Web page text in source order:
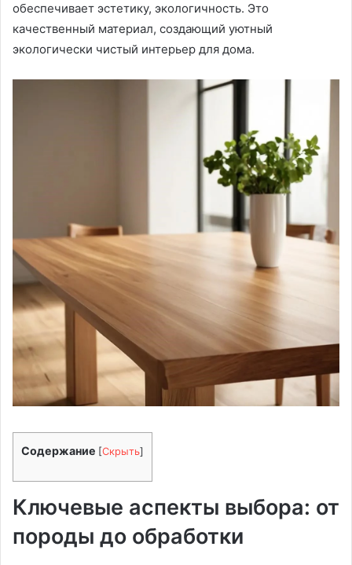
обеспечивает эстетику, экологичность. Это
качественный материал, создающий уютный
экологически чистый интерьер для дома.
Содержание [Скрыть]
Ключевые аспекты выбора: от
породы до обработки